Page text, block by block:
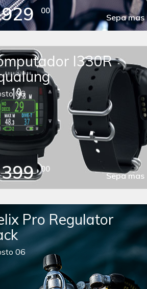
00
Sepa mas
I330R
06
00
Sepa mas
Pro Regulator
06